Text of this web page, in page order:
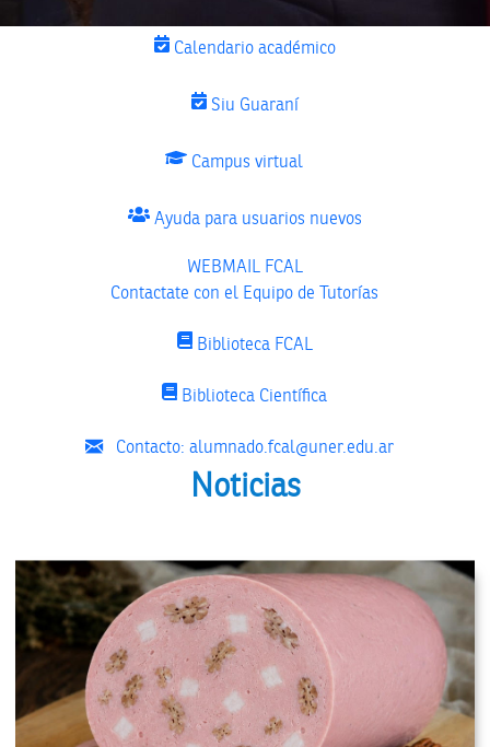
Calendario académico
Siu Guaraní
Campus virtual
Ayuda para usuarios nuevos
WEBMAIL FCAL
Contactate con el Equipo de Tutorías
Biblioteca FCAL
Biblioteca Científica
Contacto: alumnado.fcal@uner.edu.ar
Noticias